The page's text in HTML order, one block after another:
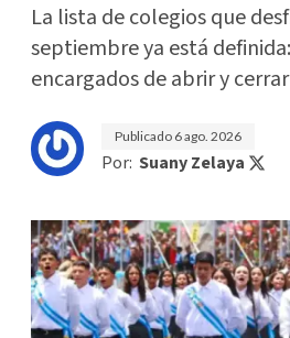
La lista de colegios que
septiembre ya está
encargados de abrir y
Publicado 6 ago. 2026
Por: Suany Zelaya